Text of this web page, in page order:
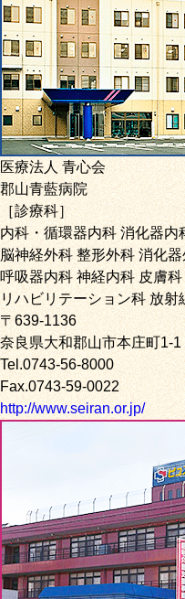
医療法人 青心会
郡山青藍病院
［診療科］
〒639-1136
奈良県大和郡山市本庄町1-1
Tel.0743-56-8000
Fax.0743-59-0022
http://www.seiran.or.jp/